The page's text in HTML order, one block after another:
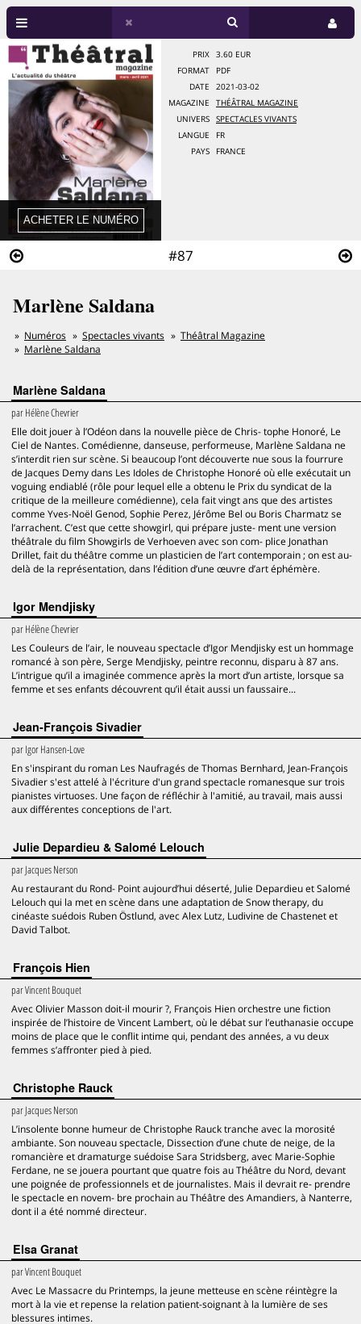
#87
PRIX
3.60 EUR
FORMAT
PDF
DATE
2021-03-02
MAGAZINE
THÉÂTRAL MAGAZINE
UNIVERS
SPECTACLES VIVANTS
LANGUE
FR
PAYS
FRANCE
Marlène Saldana
Numéros Spectacles vivants
Théâtral Magazine
Marlène Saldana
Marlène Saldana
parHélène Chevrier
Elle doit jouer à l’Odéon dans la nouvelle pièce de Chris- tophe Honoré, Le
Ciel de Nantes. Comédienne, danseuse, performeuse, Marlène Saldana ne
s’interdit rien sur scène. Si beaucoup l’ont découverte nue sous la fourrure
de Jacques Demy dans Les Idoles de Christophe Honoré où elle exécutait un
voguing endiablé (rôle pour lequel elle a obtenu le Prix du syndicat de la
critique de la meilleure comédienne), cela fait vingt ans que des artistes
comme Yves-Noël Genod, Sophie Perez, Jérôme Bel ou Boris Charmatz se
l’arrachent. C’est que cette showgirl, qui prépare juste- ment une version
théâtrale du film Showgirls de Verhoeven avec son com- plice Jonathan
Drillet, fait du théâtre comme un plasticien de l’art contemporain ; on est au-
delà de la représentation, dans l’édition d’une œuvre d’art éphémère.
Igor Mendjisky
parHélène Chevrier
Les Couleurs de l’air, le nouveau spectacle d’Igor Mendjisky est un hommage
romancé à son père, Serge Mendjisky, peintre reconnu, disparu à 87 ans.
L’intrigue qu’il a imaginée commence après la mort d’un artiste, lorsque sa
femme et ses enfants découvrent qu’il était aussi un faussaire...
Jean-François Sivadier
parIgor Hansen-Love
En s'inspirant du roman Les Naufragés de Thomas Bernhard, Jean-François
Sivadier s'est attelé à l'écriture d'un grand spectacle romanesque sur trois
pianistes virtuoses. Une façon de réfléchir à l'amitié, au travail, mais aussi
aux différentes conceptions de l'art.
Julie Depardieu & Salomé Lelouch
parJacques Nerson
Au restaurant du Rond- Point aujourd’hui déserté, Julie Depardieu et Salomé
Lelouch qui la met en scène dans une adaptation de Snow therapy, du
cinéaste suédois Ruben Östlund, avec Alex Lutz, Ludivine de Chastenet et
David Talbot.
François Hien
parVincent Bouquet
Avec Olivier Masson doit-il mourir ?, François Hien orchestre une fiction
inspirée de l’histoire de Vincent Lambert, où le débat sur l’euthanasie occupe
moins de place que le conflit intime qui, pendant des années, a vu deux
femmes s’affronter pied à pied.
Christophe Rauck
parJacques Nerson
L’insolente bonne humeur de Christophe Rauck tranche avec la morosité
ambiante. Son nouveau spectacle, Dissection d’une chute de neige, de la
romancière et dramaturge suédoise Sara Stridsberg, avec Marie-Sophie
Ferdane, ne se jouera pourtant que quatre fois au Théâtre du Nord, devant
une poignée de professionnels et de journalistes. Mais il devrait re- prendre
le spectacle en novem- bre prochain au Théâtre des Amandiers, à Nanterre,
dont il a été nommé directeur.
Elsa Granat
parVincent Bouquet
Avec Le Massacre du Printemps, la jeune metteuse en scène réintègre la
mort à la vie et repense la relation patient-soignant à la lumière de ses
blessures intimes.